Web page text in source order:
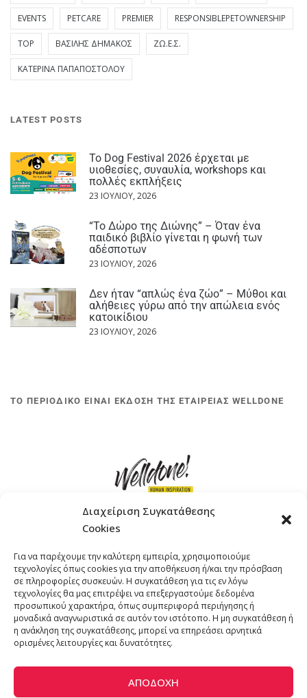
Διαχείριση Συγκατάθεσης
Cookies
Για να παρέχουμε την καλύτερη εμπειρία, χρησιμοποιούμε
τεχνολογίες όπως cookies για την αποθήκευση ή/και την πρόσβαση
σε πληροφορίες συσκευών. Η συγκατάθεση για τις εν λόγω
τεχνολογίες θα μας επιτρέψει να επεξεργαστούμε δεδομένα
προσωπικού χαρακτήρα, όπως συμπεριφορά περιήγησης ή
μοναδικά αναγνωριστικά σε αυτόν τον ιστότοπο. Η μη συγκατάθεση ή
η ανάκληση της συγκατάθεσης, μπορεί να επηρεάσει αρνητικά
ορισμένες λειτουργίες και δυνατότητες.
ΑΠΟΔΟΧΉ
EVENTS PETCARE PREMIER RESPONSIBLEPETOWNERSHIP
TOP ΒΑΣΊΛΗΣ ΔΗΜΆΚΟΣ ΖΩ.Ε.Σ.
ΚΑΤΕΡΊΝΑ ΠΑΠΑΠΟΣΤΌΛΟΥ
LATEST POSTS
Το Dog Festival 2026 έρχεται με
υιοθεσίες, συναυλία, workshops και
πολλές εκπλήξεις
23 ΙΟΥΛΊΟΥ, 2026
“Το Δώρο της Διώνης” – Όταν ένα
παιδικό βιβλίο γίνεται η φωνή των
αδέσποτων
23 ΙΟΥΛΊΟΥ, 2026
Δεν ήταν “απλώς ένα ζώο” – Μύθοι και
αλήθειες γύρω από την απώλεια ενός
κατοικίδιου
23 ΙΟΥΛΊΟΥ, 2026
ΤΟ ΠΕΡΙΟΔΙΚΟ ΕΙΝΑΙ ΕΚΔΟΣΗ ΤΗΣ ΕΤΑΙΡΕΙΑΣ WELLDONE
ΤΗΛΕΦΩΝΟ: +30 211 4021758
EMAIL:info@welldone.com.gr